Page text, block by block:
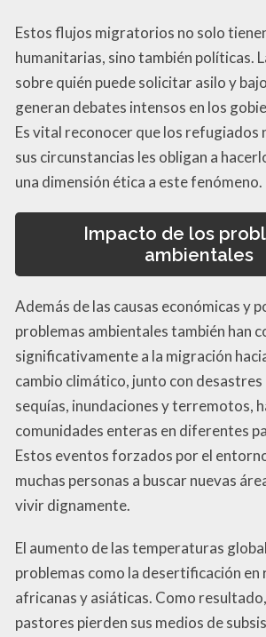
Estos flujos migratorios no solo
humanitarias, sino también políticas.
sobre quién puede solicitar asilo y
generan debates intensos en los
Es vital reconocer que los refugiados
sus circunstancias les obligan a
una dimensión ética a este fenómeno.
Impacto de los
ambientales
Además de las causas económicas y
problemas ambientales también han
significativamente a la migración
cambio climático, junto con
sequías, inundaciones y terremotos,
comunidades enteras en diferentes
Estos eventos forzados por el
muchas personas a buscar nuevas
vivir dignamente.
El aumento de las temperaturas
problemas como la desertificación en
africanas y asiáticas. Como
pastores pierden sus medios de